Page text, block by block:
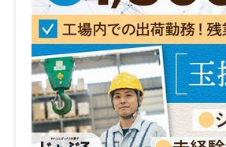
は、
残業をお願いする可能性
——————
【職場環境】
扱う機械は縦横約2m程度
重量物を頻繁に⼿で持ち